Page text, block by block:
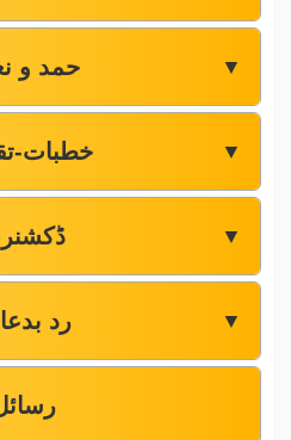
حمد و ▼
خطبات- ▼
▼
رد ▼